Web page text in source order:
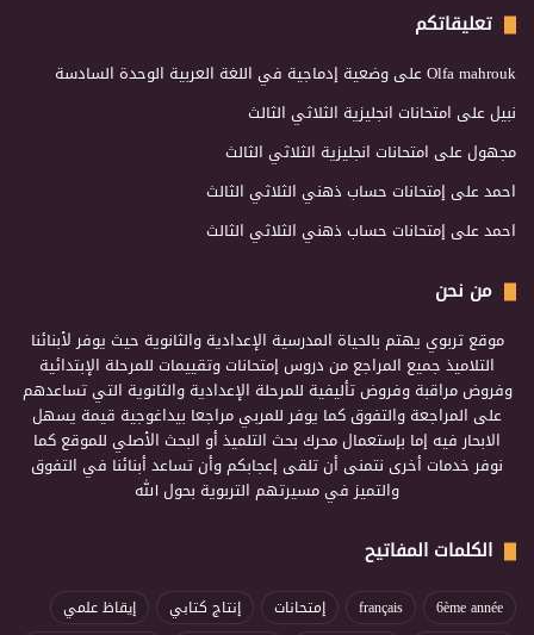
تعليقاتكم
Olfa mahroukعلى وضعية إدماجية في اللغة العربية الوحدة السادسة
نبيلعلى امتحانات انجليزية الثلاثي الثالث
مجهولعلى امتحانات انجليزية الثلاثي الثالث
احمدعلى إمتحانات حساب ذهني الثلاثي الثالث
احمدعلى إمتحانات حساب ذهني الثلاثي الثالث
من نحن
موقع تربوي يهتم بالحياة المدرسية الإعدادية والثانوية حيث يوفر لأبنائنا
التلاميذ جميع المراجع من دروس إمتحانات وتقييمات للمرحلة الإبتدائية
وفروض مراقبة وفروض تأليفية للمرحلة الإعدادية والثانوية التي تساعدهم
على المراجعة والتفوق كما يوفر للمربي مراجعا بيداغوجية قيمة يسهل
الابحار فيه إما بإستعمال محرك بحث التلميذ أو البحث الأصلي للموقع كما
نوفر خدمات أخرى نتمنى أن تلقى إعجابكم وأن تساعد أبنائنا في التفوق
والتميز في مسيرتهم التربوية بحول الله
الكلمات المفاتيح
6ème année
français إمتحانات إنتاج كتابي إيقاظ علمي